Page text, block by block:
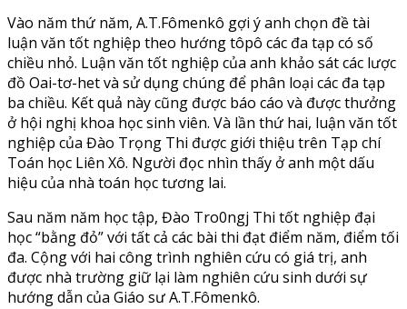
Vào năm thứ năm, A.T.Fômenkô gợi ý anh chọn đề tài
luận văn tốt nghiệp theo hướng tôpô các đa tạp có số
chiều nhỏ. Luận văn tốt nghiệp của anh khảo sát các lược
đồ Oai-tơ-het và sử dụng chúng để phân loại các đa tạp
ba chiều. Kết quả này cũng được báo cáo và được thưởng
ở hội nghị khoa học sinh viên. Và lần thứ hai, luận văn tốt
nghiệp của Đào Trọng Thi được giới thiệu trên Tạp chí
Toán học Liên Xô. Người đọc nhìn thấy ở anh một dấu
hiệu của nhà toán học tương lai.
Sau năm năm học tập, Đào Tro0ngj Thi tốt nghiệp đại
học “bằng đỏ” với tất cả các bài thi đạt điểm năm, điểm tối
đa. Cộng với hai công trình nghiên cứu có giá trị, anh
được nhà trường giữ lại làm nghiên cứu sinh dưới sự
hướng dẫn của Giáo sư A.T.Fômenkô.